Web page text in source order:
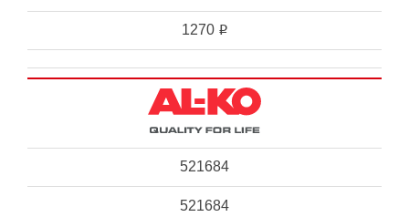
1270 i
521684
521684